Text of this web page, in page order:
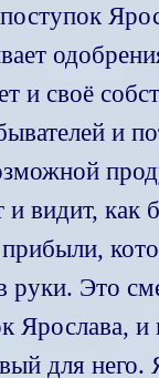
и своё
и
и видит, как
руки. Это
Ярослава, и
для него.